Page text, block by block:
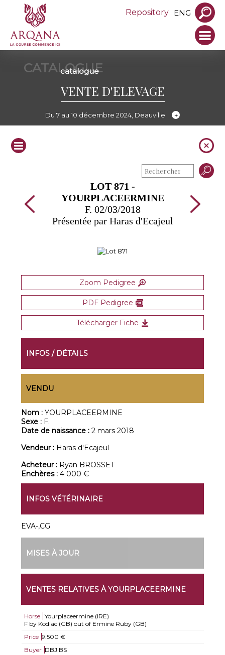
Repository ENG
CATALOGUE
catalogue
VENTE D'ELEVAGE
Du 7 au 10 décembre 2024, Deauville
LOT 871 -
YOURPLACEERMINE
F. 02/03/2018
Présentée par Haras d'Ecajeul
Zoom Pedigree
PDF Pedigree
Télécharger Fiche
INFOS / DÉTAILS
VENDU
Nom :YOURPLACEERMINE
Sexe : F.
Date de naissance :2 mars 2018
Vendeur : Haras d'Ecajeul
Acheteur : Ryan BROSSET
Enchères :4 000 €
INFOS VÉTÉRINAIRE
EVA-,CG
MISES À JOUR
VENTES RELATIVES À YOURPLACEERMINE
Horse
Yourplaceermine (IRE)
F by Kodiac (GB) out of Ermine Ruby (GB)
Price 9.500 €
Buyer DBJ BS